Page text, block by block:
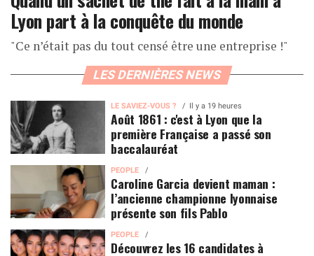
Lyon part à la conquête du monde
"Ce n’était pas du tout censé être une entreprise !"
LES DERNIÈRES NEWS
LE SAVIEZ-VOUS ? Il y a 19 heures
Août 1861 : c'est à Lyon que la
première Française a passé son
baccalauréat
PEOPLE
Caroline Garcia devient maman :
l’ancienne championne lyonnaise
présente son fils Pablo
PEOPLE
Découvrez les 16 candidates à